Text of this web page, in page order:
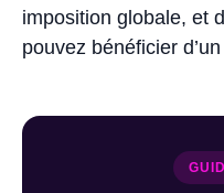
imposition globale, et
pouvez bénéficier